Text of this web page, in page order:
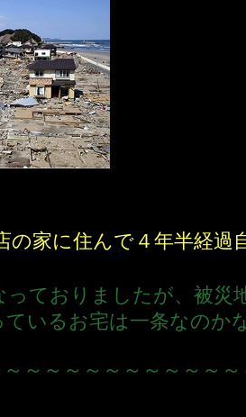
の家に住んで４年半経
っておりましたが、被災
ているお宅は一条なのか
～～～～～～～～～～